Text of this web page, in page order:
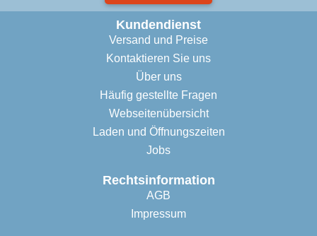
Kundendienst
Versand und Preise
Kontaktieren Sie uns
Über uns
Häufig gestellte Fragen
Webseitenübersicht
Laden und Öffnungszeiten
Jobs
Rechtsinformation
AGB
Impressum